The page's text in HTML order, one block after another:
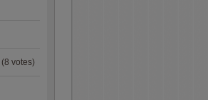
(8 votes)